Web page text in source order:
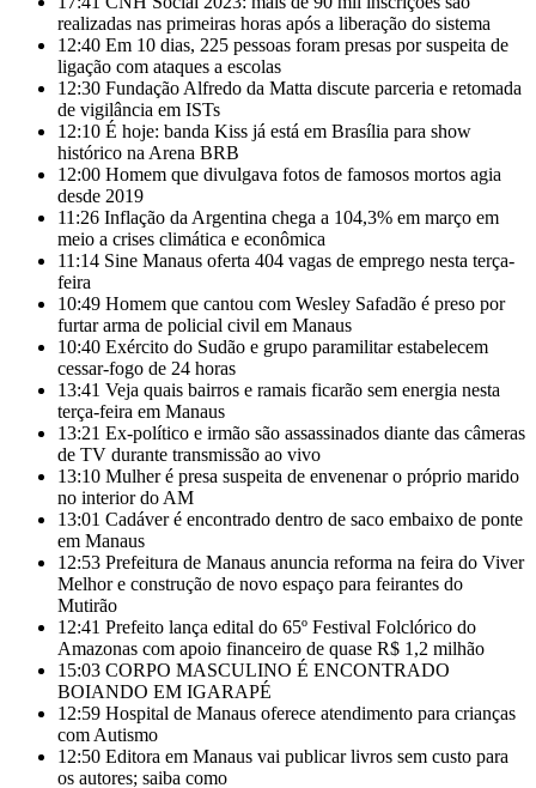
realizadas nas primeiras horas após a liberação do sistema
12:40 Em 10 dias, 225 pessoas foram presas por suspeita de
ligação com ataques a escolas
12:30 Fundação Alfredo da Matta discute parceria e retomada
de vigilância em ISTs
12:10 É hoje: banda Kiss já está em Brasília para show
histórico na Arena BRB
12:00 Homem que divulgava fotos de famosos mortos agia
desde 2019
11:26 Inflação da Argentina chega a 104,3% em março em
meio a crises climática e econômica
11:14 Sine Manaus oferta 404 vagas de emprego nesta terça-
feira
10:49 Homem que cantou com Wesley Safadão é preso por
furtar arma de policial civil em Manaus
10:40 Exército do Sudão e grupo paramilitar estabelecem
cessar-fogo de 24 horas
13:41 Veja quais bairros e ramais ficarão sem energia nesta
terça-feira em Manaus
13:21 Ex-político e irmão são assassinados diante das câmeras
de TV durante transmissão ao vivo
13:10 Mulher é presa suspeita de envenenar o próprio marido
no interior do AM
13:01 Cadáver é encontrado dentro de saco embaixo de ponte
em Manaus
12:53 Prefeitura de Manaus anuncia reforma na feira do Viver
Melhor e construção de novo espaço para feirantes do
Mutirão
12:41 Prefeito lança edital do 65º Festival Folclórico do
Amazonas com apoio financeiro de quase R$ 1,2 milhão
15:03 CORPO MASCULINO É ENCONTRADO
BOIANDO EM IGARAPÉ
12:59 Hospital de Manaus oferece atendimento para crianças
com Autismo
12:50 Editora em Manaus vai publicar livros sem custo para
os autores; saiba como